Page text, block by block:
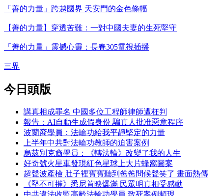
「善的力量」跨越國界 天安門的金色條幅
【善的力量】穿透苦難：一對中國夫妻的生死堅守
「善的力量」震撼心靈：長春305電視插播
三界
今日頭版
講真相成罪名 中國多位工程師律師遭枉判
報告：AI自動生成假身份 騙真人批准惡意程序
波蘭裔學員：法輪功給我平靜堅定的力量
上半年中共對法輪功教師的迫害案例
烏茲別克裔學員：《轉法輪》改變了我的人生
好奇號火星車發現紅色星球上大片蜂窩圖案
超聲波產檢 肚子裡寶寶聽到爸爸問候聲笑了 畫面熱傳
《堅不可摧》悉尼首映爆滿 民眾明真相受感動
中共違法收監高齡法輪功學員 致死案例頻現